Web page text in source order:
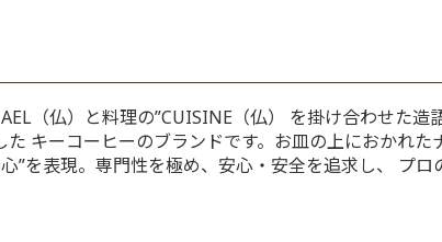
（仏）と料理の”CUISINE（仏） を掛け合わせた造
キーコーヒーのブランドです。お皿の上におかれた
”を表現。専門性を極め、安心・安全を追求し、 プロ